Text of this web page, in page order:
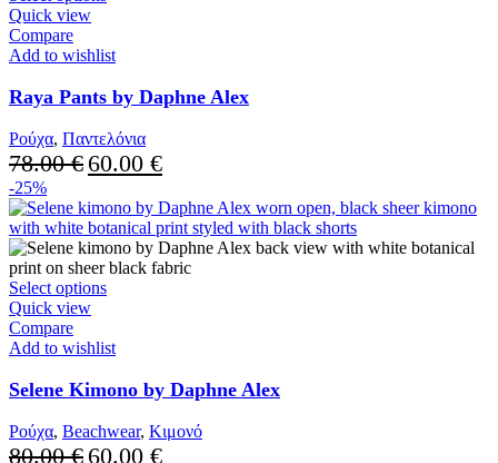
multiple
The
options
may
be
chosen
the
product
page
Quick view
Compare
Add to wishlist
Raya Pants by Daphne Alex
Ρούχα, Παντελόνια
78.00€ Original
price
was:
78.00 €.
60.00 €Current
price
is:
60.00 €.
-25%
Select optionsThis
multiple
The
options
may
be
Quick view
Compare
Add to wishlist
Selene Kimono by Daphne Alex
Ρούχα, Beachwear, Κιμονό
80.00€ Original
60.00 €Current